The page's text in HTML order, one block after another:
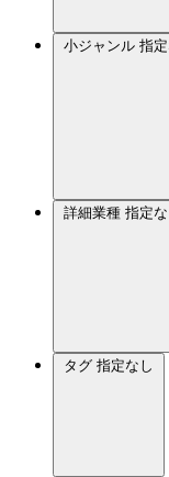
小ジャンル 指
詳細業種 指定な
タグ 指定なし